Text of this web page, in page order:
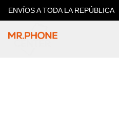
ENVÍOS A TODA LA REPÚBLICA